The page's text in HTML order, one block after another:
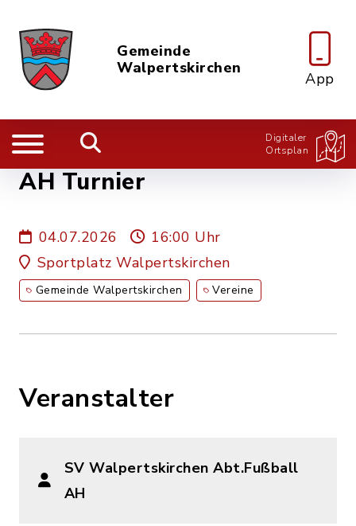
Gemeinde
Walpertskirchen
App
Digitaler
Ortsplan
AH Turnier
04.07.2026
16:00 Uhr
Sportplatz Walpertskirchen
Gemeinde Walpertskirchen Vereine
Veranstalter
SV Walpertskirchen Abt.Fußball
AH